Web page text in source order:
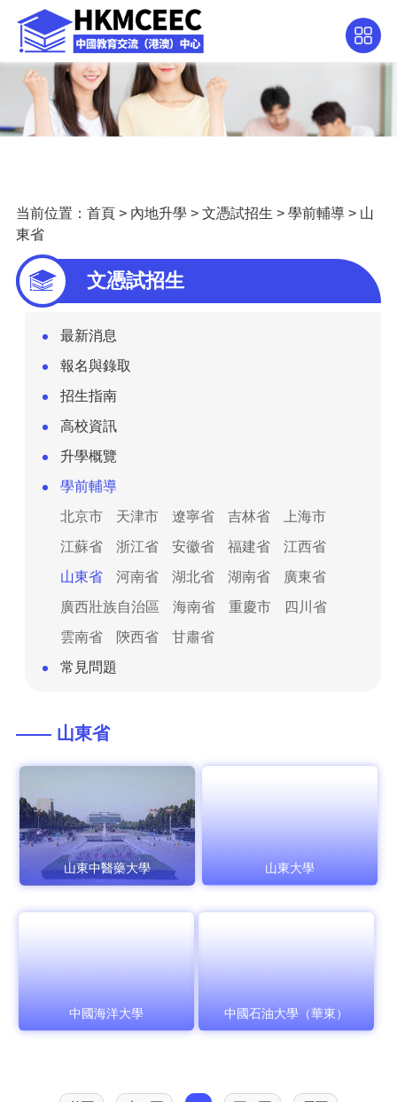
当前位置： 首頁> 內地升學 > 文憑試招生 > 學前輔導> 山
東省
文憑試招生
最新消息
報名與錄取
招生指南
高校資訊
升學概覽
學前輔導
北京市
天津市 遼寧省 吉林省
上海市
江蘇省
浙江省 安徽省 福建省
江西省
山東省
河南省 湖北省 湖南省
廣東省
廣西壯族自治區
海南省 重慶市
四川省
雲南省
陝西省
甘肅省
常見問題
—— 山東省
山東中醫藥大學 山東大學
中國海洋大學 中國石油大學（華東）